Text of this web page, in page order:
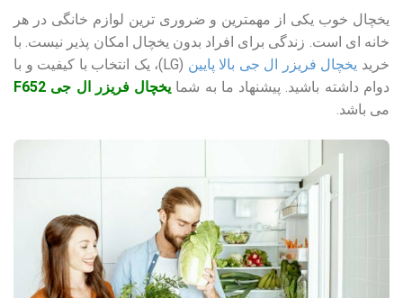
یخچال خوب یکی از مهمترین و ضروری ترین لوازم خانگی در هر
خانه ای است. زندگی برای افراد بدون یخچال امکان پذیر نیست. با
خرید یخچال فریزر ال جی بالا پایین
(LG)، یک انتخاب با کیفیت و با
دوام داشته باشید. پیشنهاد ما به شما یخچال فریزر ال جی F652
می باشد.